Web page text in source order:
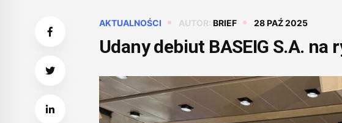
AKTUALNOŚCI AUTOR: BRIEF 28 PAŹ 2025
Udany debiut BASEIG S.A. na